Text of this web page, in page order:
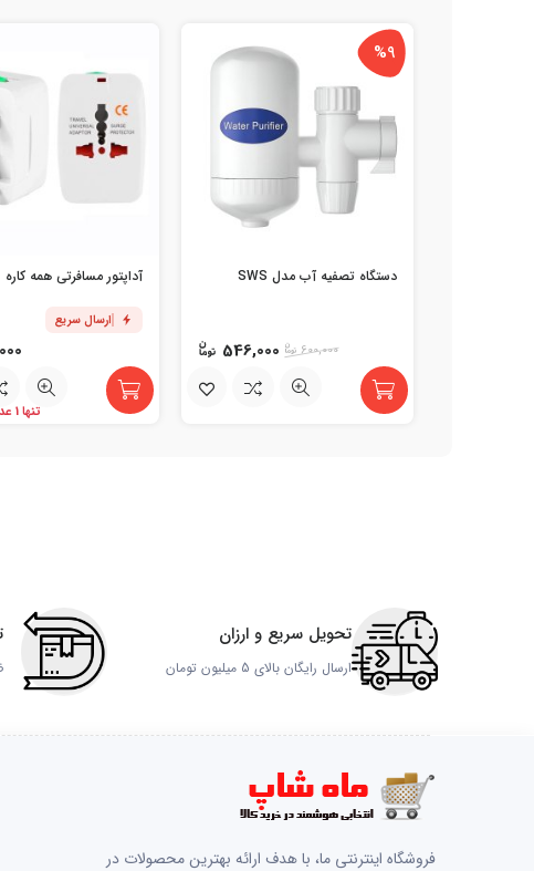
%9
دستگاه تصفیه آب مدل SWS
600,000
546,000
آداپتور مسافرتی همه کاره
ارسال سریع
تنها 1 عدد باقی مانده
تحویل سریع و ارزان
ارسال رایگان بالای 5 میلیون تومان
فروشگاه اینترنتی ما، با هدف ارائه بهترین محصولات در